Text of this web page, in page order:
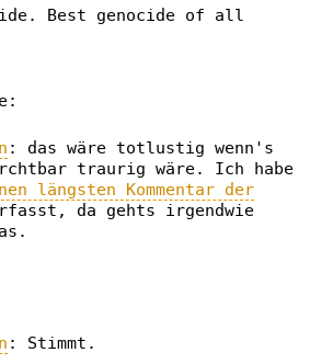
Best genocide of all
: das wäre totlustig wenn's
traurig wäre. Ich habe
längsten Kommentar der
da gehts irgendwie
: Stimmt.